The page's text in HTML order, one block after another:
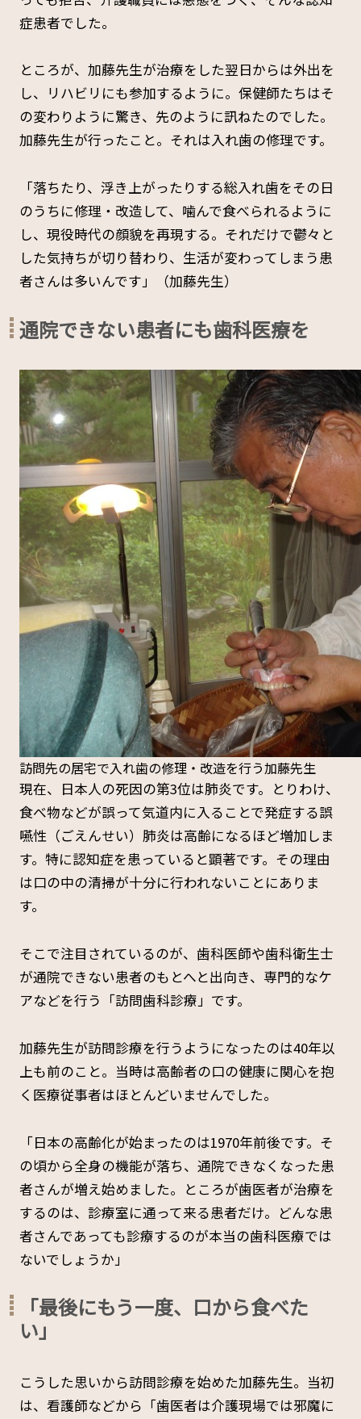
症患者でした。
ところが、加藤先生が治療をした翌日からは外出を
し、リハビリにも参加するように。保健師たちはそ
の変わりように驚き、先のように訊ねたのでした。
加藤先生が行ったこと。それは入れ歯の修理です。
「落ちたり、浮き上がったりする総入れ歯をその日
のうちに修理・改造して、噛んで食べられるように
し、現役時代の顔貌を再現する。それだけで鬱々と
した気持ちが切り替わり、生活が変わってしまう患
者さんは多いんです」（加藤先生）
通院できない患者にも歯科医療を
訪問先の居宅で入れ歯の修理・改造を行う加藤先生
現在、日本人の死因の第3位は肺炎です。とりわけ、
食べ物などが誤って気道内に入ることで発症する誤
嚥性（ごえんせい）肺炎は高齢になるほど増加しま
す。特に認知症を患っていると顕著です。その理由
は口の中の清掃が十分に行われないことにありま
す。
そこで注目されているのが、歯科医師や歯科衛生士
が通院できない患者のもとへと出向き、専門的なケ
アなどを行う「訪問歯科診療」です。
加藤先生が訪問診療を行うようになったのは40年以
上も前のこと。当時は高齢者の口の健康に関心を抱
く医療従事者はほとんどいませんでした。
「日本の高齢化が始まったのは1970年前後です。そ
の頃から全身の機能が落ち、通院できなくなった患
者さんが増え始めました。ところが歯医者が治療を
するのは、診療室に通って来る患者だけ。どんな患
者さんであっても診療するのが本当の歯科医療では
ないでしょうか」
「最後にもう一度、口から食べた
い」
こうした思いから訪問診療を始めた加藤先生。当初
は、看護師などから「歯医者は介護現場では邪魔に